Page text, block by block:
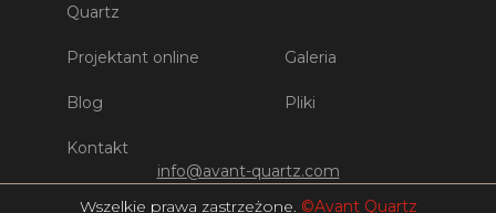
Quartz
Projektant online Galeria
Blog Pliki
Kontakt
info@avant-quartz.com
Wszelkie prawa zastrzeżone. ©Avant Quartz